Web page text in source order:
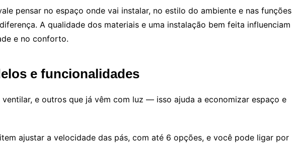
pensar no espaço onde vai instalar, no estilo do ambiente e nas funções
A qualidade dos materiais e uma instalação bem feita influenciam
e no conforto.
e funcionalidades
e outros que já vêm com luz — isso ajuda a economizar espaço e
ajustar a velocidade das pás, com até 6 opções, e você pode ligar por